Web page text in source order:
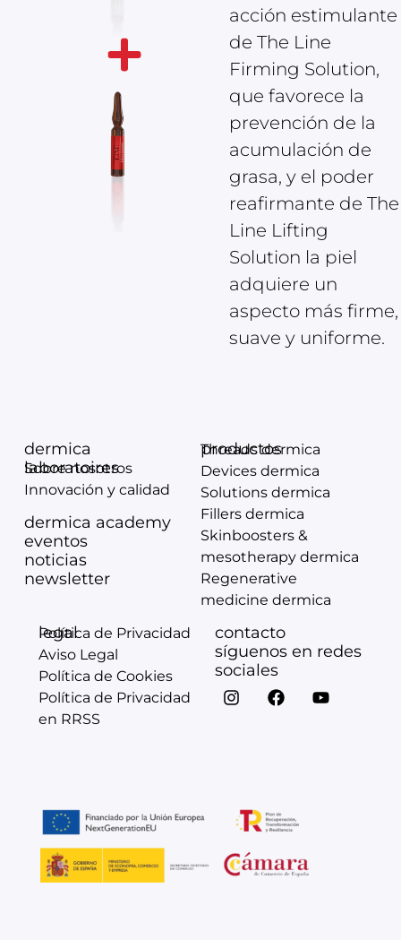
acción estimulante
de The Line
Firming Solution,
que favorece la
prevención de la
acumulación de
grasa, y el poder
reafirmante de The
Line Lifting
Solution la piel
adquiere un
aspecto más firme,
suave y uniforme.
dermica
laboratoires
Sobre nosotros
Innovación y calidad
dermica academy
eventos
noticias
newsletter
productos
Threads dermica
Devices dermica
Solutions dermica
Fillers dermica
Skinboosters &
mesotherapy dermica
Regenerative
medicine dermica
legal
Política de Privacidad
Aviso Legal
Política de Cookies
Política de Privacidad
en RRSS
contacto
síguenos en redes
sociales